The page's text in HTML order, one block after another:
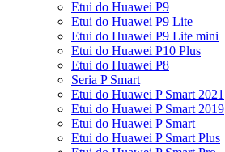
Etui do Huawei P9
Etui do Huawei P9 Lite
Etui do Huawei P9 Lite mini
Etui do Huawei P10 Plus
Etui do Huawei P8
Seria P Smart
Etui do Huawei P Smart 2021
Etui do Huawei P Smart 2019
Etui do Huawei P Smart
Etui do Huawei P Smart Plus